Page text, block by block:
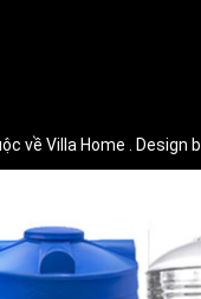
về Villa Home . Design